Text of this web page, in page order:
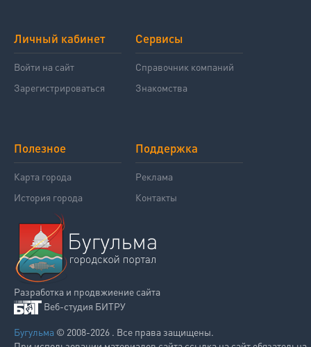
Личный кабинет
Войти на сайт
Зарегистрироваться
Сервисы
Справочник компаний
Знакомства
Полезное
Карта города
История города
Поддержка
Реклама
Контакты
Разработка и продвжиение сайта
Веб-студия БИТРУ
Бугульма © 2008-2026 . Все права защищены.